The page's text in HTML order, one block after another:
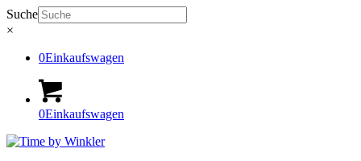
Suche
×
0Einkaufswagen
0Einkaufswagen